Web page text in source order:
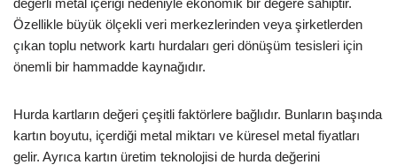
Özellikle büyük ölçekli veri merkezlerinden veya şirketlerden
çıkan toplu network kartı hurdaları geri dönüşüm tesisleri için
önemli bir hammadde kaynağıdır.
Hurda kartların değeri çeşitli faktörlere bağlıdır. Bunların başında
kartın boyutu, içerdiği metal miktarı ve küresel metal fiyatları
gelir. Ayrıca kartın üretim teknolojisi de hurda değerini